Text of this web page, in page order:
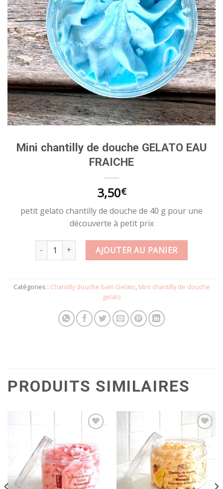
Mini chantilly de douche GELATO EAU
FRAICHE
3,50€
petit gelato chantilly de douche de 40 g pour une
découverte à petit prix
quantité de Mini chantilly de douche GELATO EAU
AJOUTER AU PANIER
Catégories : Chantilly douche bain Gelato, Mini chantilly de douche
gelato
PRODUITS SIMILAIRES
Ajouter
à la
wishlist
Ajouter
à la
wishlist